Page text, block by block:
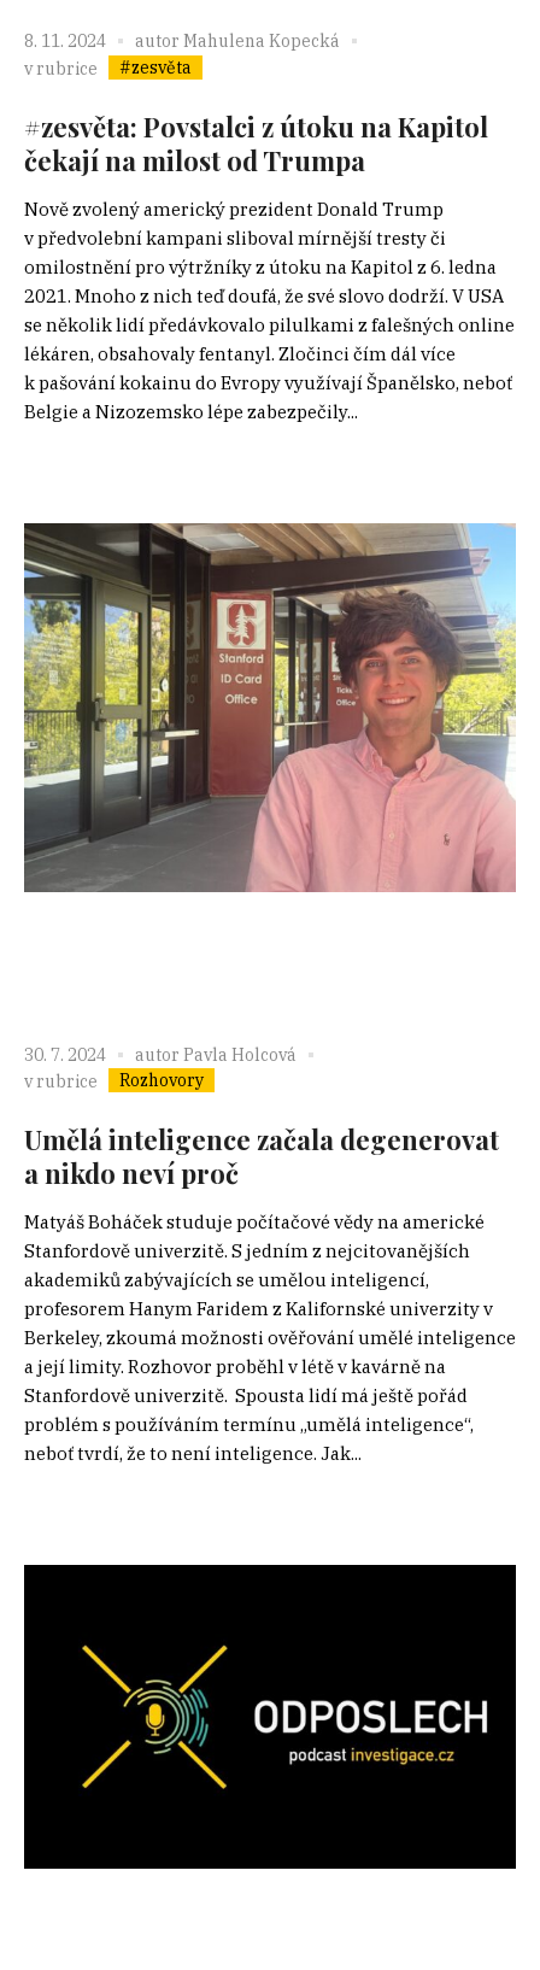
8. 11. 2024 autor Mahulena Kopecká
v rubrice
#zesvěta
#zesvěta: Povstalci z útoku na Kapitol
čekají na milost od Trumpa
Nově zvolený americký prezident Donald Trump
v předvolební kampani sliboval mírnější tresty či
omilostnění pro výtržníky z útoku na Kapitol z 6. ledna
2021. Mnoho z nich teď doufá, že své slovo dodrží. V USA
se několik lidí předávkovalo pilulkami z falešných online
lékáren, obsahovaly fentanyl. Zločinci čím dál více
k pašování kokainu do Evropy využívají Španělsko, neboť
Belgie a Nizozemsko lépe zabezpečily...
30. 7. 2024 autor Pavla Holcová
v rubrice
Rozhovory
Umělá inteligence začala degenerovat
a nikdo neví proč
Matyáš Boháček studuje počítačové vědy na americké
Stanfordově univerzitě. S jedním z nejcitovanějších
akademiků zabývajících se umělou inteligencí,
profesorem Hanym Faridem z Kalifornské univerzity v
Berkeley, zkoumá možnosti ověřování umělé inteligence
a její limity. Rozhovor proběhl v létě v kavárně na
Stanfordově univerzitě. Spousta lidí má ještě pořád
problém s používáním termínu „umělá inteligence“,
neboť tvrdí, že to není inteligence. Jak...